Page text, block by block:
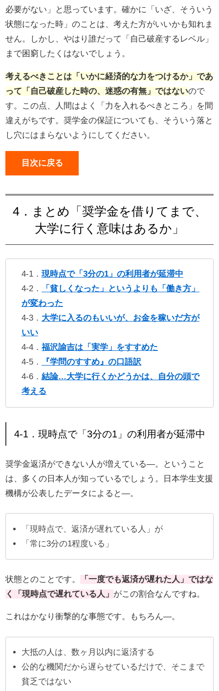
必要がない」と思っています。確かに「いざ、そういう
状態になった時」のことは、考えた方がいいかも知れま
せん。しかし、やはり誰だって「自己破産するレベル」
まで困窮したくはないでしょう。
考えるべきことは「いかに経済的な力をつけるか」であ
って「自己破産した時の、迷惑の有無」ではないので
す。この点、人間はよく「力を入れるべきところ」を間
違えがちです。奨学金の保証についても、そういう落と
し穴にはまらないようにしてください。
目次に戻る
4．まとめ「奨学金を借りてまで、
大学に行く意味はあるか」
4-1． 現時点で「3分の1」の利用者が延滞中
4-2．
「貧しくなった」というよりも「働き方」
が変わった
4-3． 大学に入るのもいいが、お金を稼いだ方が
いい
4-4．福沢諭吉は「実学」をすすめた
4-5．
『学問のすすめ』の口語訳
4-6． 結論…大学に行くかどうかは、自分の頭で
考える
4-1．現時点で「3分の1」の利用者が延滞中
奨学金返済ができない人が増えている―。ということ
は、多くの日本人が知っているでしょう。日本学生支援
機構が公表したデータによると―。
「現時点で、返済が遅れている人」が
「常に3分の1程度いる」
状態とのことです。
「一度でも返済が遅れた人」ではな
く「現時点で遅れている人」 がこの割合なんですね。
これはかなり衝撃的な事態です。もちろん―。
大抵の人は、数ヶ月以内に返済する
公的な機関だから遅らせているだけで、そこまで
貧乏ではない